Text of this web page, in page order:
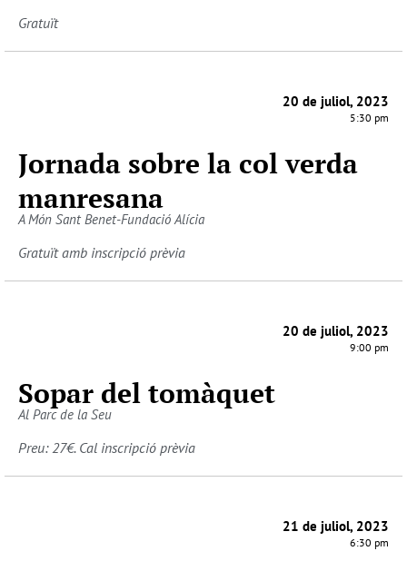
Gratuït
20 de juliol, 2023
5:30 pm
Jornada sobre la col verda
manresana
A Món Sant Benet-Fundació Alícia
Gratuït amb inscripció prèvia
20 de juliol, 2023
9:00 pm
Sopar del tomàquet
Al Parc de la Seu
Preu: 27€. Cal inscripció prèvia
21 de juliol, 2023
6:30 pm